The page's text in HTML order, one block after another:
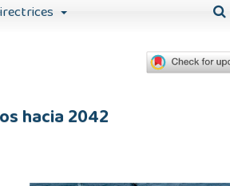
hacia 2042